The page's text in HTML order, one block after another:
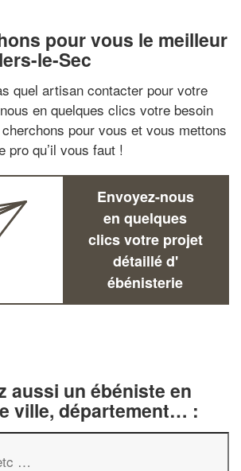
pour vous le meilleur
le-Sec
quel artisan contacter pour votre
en quelques clics votre besoin
pour vous et vous mettons
pro qu’il vous faut !
Envoyez-nous
en quelques
clics votre projet
détaillé d'
ébénisterie
aussi un ébéniste en
ville, département… :